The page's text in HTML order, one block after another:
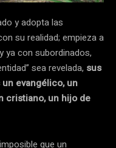
y adopta las
su realidad; empieza a
ya con subordinados,
sea revelada, sus
evangélico, un
cristiano, un hijo de
que un